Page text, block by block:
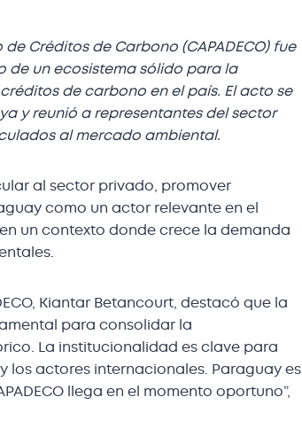
Créditos de Carbono (CAPADECO) fue
de un ecosistema sólido para la
de carbono en el país. El acto se
y reunió a representantes del sector
al mercado ambiental.
al sector privado, promover
como un actor relevante en el
un contexto donde crece la demanda
Kiantar Betancourt, destacó que la
para consolidar la
La institucionalidad es clave para
los actores internacionales. Paraguay es
llega en el momento oportuno”,